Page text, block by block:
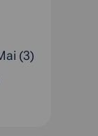
(3)